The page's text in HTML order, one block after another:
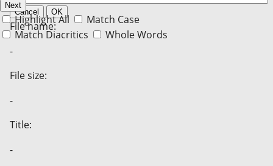
Next
Highlight All
Match Case
Match Diacritics
Whole Words
Cancel OK
File name:
-
File size:
-
Title:
-